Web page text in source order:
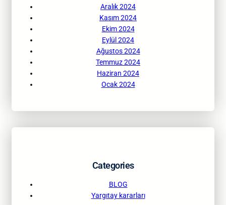
Aralık 2024
Kasım 2024
Ekim 2024
Eylül 2024
Ağustos 2024
Temmuz 2024
Haziran 2024
Ocak 2024
Categories
BLOG
Yargıtay kararları